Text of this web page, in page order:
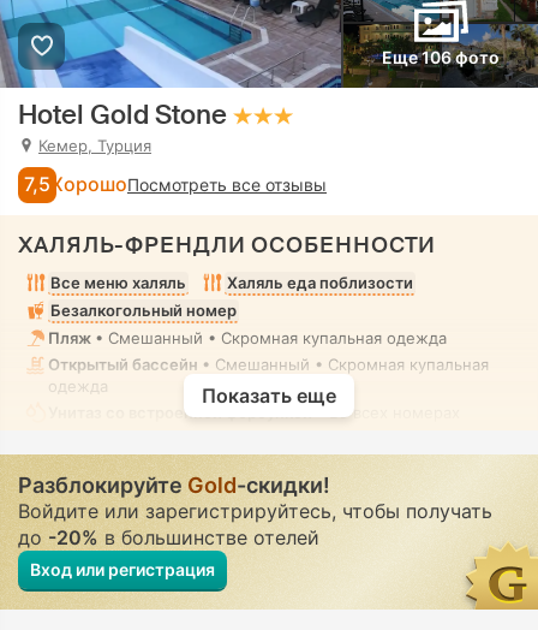
Еще 106 фото
Hotel Gold Stone
Кемер, Турция
7,5 ХорошоПосмотреть все отзывы
ХАЛЯЛЬ-ФРЕНДЛИ ОСОБЕННОСТИ
Все меню халяль
Халяль еда поблизости
Безалкогольный номер
Пляж • Смешанный • Скромная купальная одежда
Открытый бассейн • Смешанный • Скромная купальная
одежда
Унитаз со встроенной форсункой
• Во всех номерах
Показать еще
Разблокируйте Gold-скидки!
Войдите или зарегистрируйтесь, чтобы получать
до -20% в большинстве отелей
Вход или регистрация